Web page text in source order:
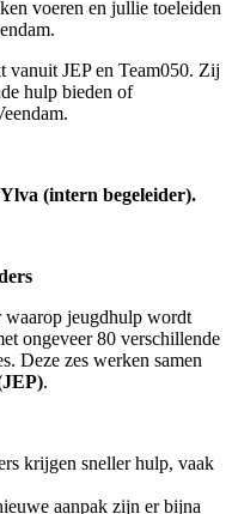
voeren en jullie toeleiden
vanuit JEP en Team050. Zij
hulp bieden of
(intern begeleider).
waarop jeugdhulp wordt
ongeveer 80 verschillende
Deze zes werken samen
.
krijgen sneller hulp, vaak
aanpak zijn er bijna